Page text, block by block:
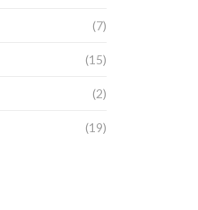
(7)
(15)
(2)
(19)